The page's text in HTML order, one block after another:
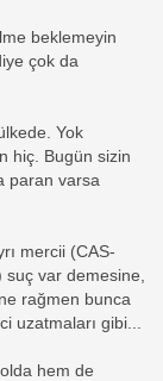
beklemeyin
çok da
Yok
hiç. Bugün sizin
paran varsa
mercii (CAS-
suç var demesine,
rağmen bunca
uzatmaları gibi...
hem de